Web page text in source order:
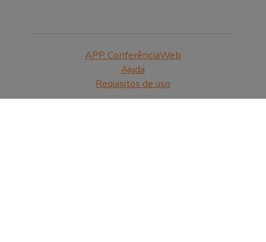
APP ConferênciaWeb
Ajuda
Requisitos de uso